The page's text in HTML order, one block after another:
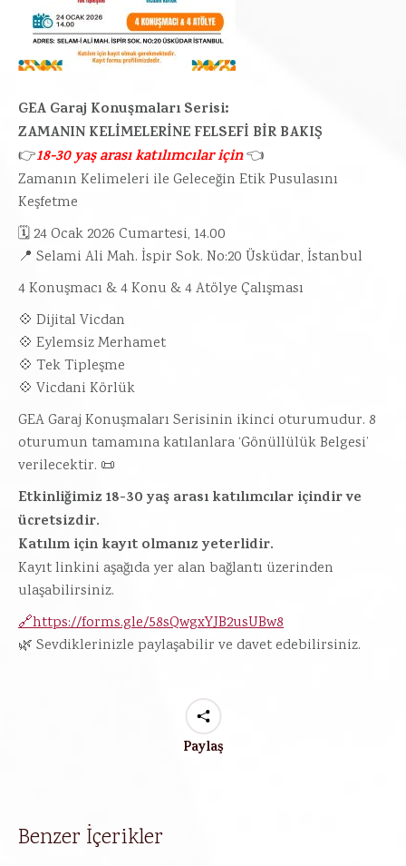
GEA Garaj Konuşmaları Serisi:
ZAMANIN KELİMELERİNE FELSEFİ BİR BAKIŞ
👉18-30 yaş arası katılımcılar için👈
Zamanın Kelimeleri ile Geleceğin Etik Pusulasını
Keşfetme
🗓 24 Ocak 2026 Cumartesi, 14.00
📍 Selami Ali Mah. İspir Sok. No:20 Üsküdar, İstanbul
4 Konuşmacı & 4 Konu & 4 Atölye Çalışması
💠 Dijital Vicdan
💠 Eylemsiz Merhamet
💠 Tek Tipleşme
💠 Vicdani Körlük
GEA Garaj Konuşmaları Serisinin ikinci oturumudur. 8
oturumun tamamına katılanlara ‘Gönüllülük Belgesi’
verilecektir. 📜
Etkinliğimiz 18-30 yaş arası katılımcılar içindir ve
ücretsizdir.
Katılım için kayıt olmanız yeterlidir.
Kayıt linkini aşağıda yer alan bağlantı üzerinden
ulaşabilirsiniz.
🔗https://forms.gle/58sQwgxYJB2usUBw8
🌿 Sevdiklerinizle paylaşabilir ve davet edebilirsiniz.
Paylaş
Benzer İçerikler